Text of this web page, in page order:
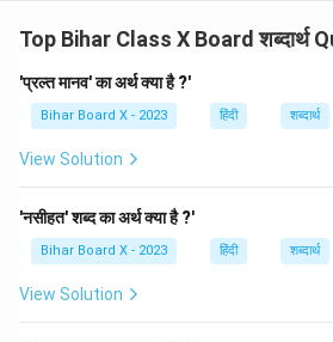
Top Bihar Class X Board शब्दार्थ
'प्रल्त मानव' का अर्थ क्या है ?'
Bihar Board X - 2023 हिंदी शब्दार्थ
View Solution
'नसीहत' शब्द का अर्थ क्या है ?'
Bihar Board X - 2023 हिंदी शब्दार्थ
View Solution